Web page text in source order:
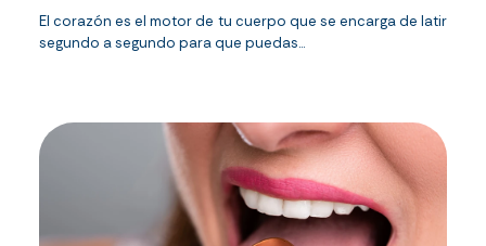
El corazón es el motor de tu cuerpo que se encarga de latir
segundo a segundo para que puedas...